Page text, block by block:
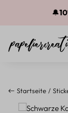
Zum Hauptinhalt
🔔
Startseite
Bildergalerie